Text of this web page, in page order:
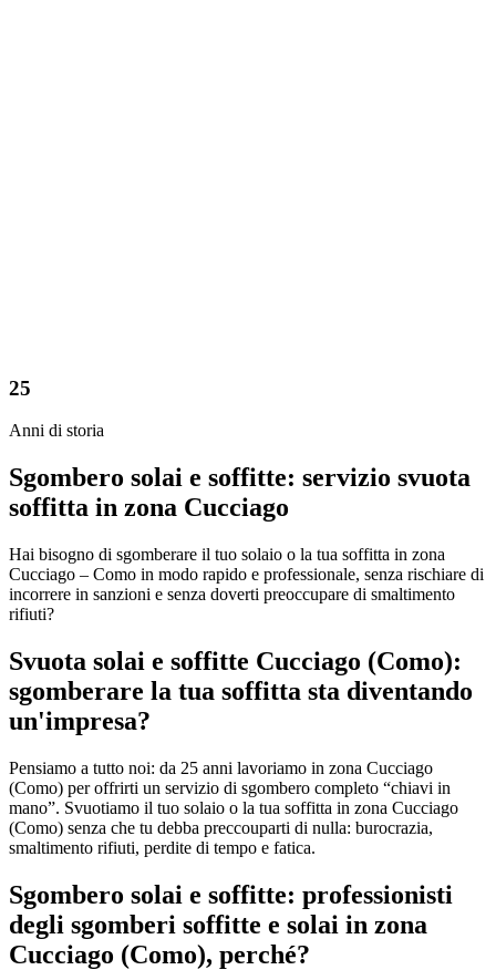
25
Anni di storia
Sgombero solai e soffitte: servizio svuota
soffitta in zona Cucciago
Hai bisogno di sgomberare il tuo solaio o la tua soffitta in zona
Cucciago – Como in modo rapido e professionale, senza rischiare di
incorrere in sanzioni e senza doverti preoccupare di smaltimento
rifiuti?
Svuota solai e soffitte Cucciago (Como):
sgomberare la tua soffitta sta diventando
un'impresa?
Pensiamo a tutto noi: da 25 anni lavoriamo in zona Cucciago
(Como) per offrirti un servizio di sgombero completo “chiavi in
mano”. Svuotiamo il tuo solaio o la tua soffitta in zona Cucciago
(Como) senza che tu debba preccouparti di nulla: burocrazia,
smaltimento rifiuti, perdite di tempo e fatica.
Sgombero solai e soffitte: professionisti
degli sgomberi soffitte e solai in zona
Cucciago (Como), perché?